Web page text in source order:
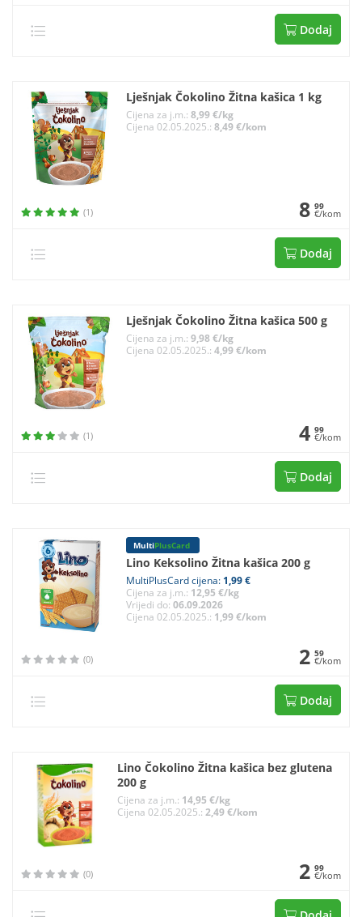
Dodaj
Lješnjak Čokolino Žitna kašica 1 kg
Cijena za j.m.: 8,99 €/kg
Cijena 02.05.2025.: 8,49 €/kom
(1) 8 99
€/kom
Dodaj
Lješnjak Čokolino Žitna kašica 500 g
Cijena za j.m.: 9,98 €/kg
Cijena 02.05.2025.: 4,99 €/kom
(1) 4 99
€/kom
Dodaj
MultiPlusCard
Lino Keksolino Žitna kašica 200 g
MultiPlusCard cijena: 1,99 €
Cijena za j.m.: 12,95 €/kg
Vrijedi do: 06.09.2026
Cijena 02.05.2025.: 1,99 €/kom
(0) 2 59
€/kom
Dodaj
Lino Čokolino Žitna kašica bez glutena
200 g
Cijena za j.m.: 14,95 €/kg
Cijena 02.05.2025.: 2,49 €/kom
(0) 2 99
€/kom